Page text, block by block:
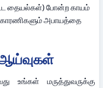
தையல்கள்) போன்ற காயம்
அபாயத்தை
உங்கள் மருத்துவருக்கு